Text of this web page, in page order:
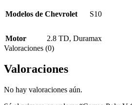
Modelos de Chevrolet S10
Motor 2.8 TD, Duramax
Valoraciones (0)
Valoraciones
No hay valoraciones aún.